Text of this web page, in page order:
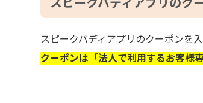
スピークバディアプリのクーポンを
クーポンは「法人で利用するお客様